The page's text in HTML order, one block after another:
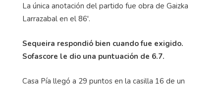
La única anotación del partido fue obra de Gaizka
Larrazabal en el 86'.
Sequeira respondió bien cuando fue exigido.
Sofascore le dio una puntuación de 6.7.
Casa Pía llegó a 29 puntos en la casilla 16 de un